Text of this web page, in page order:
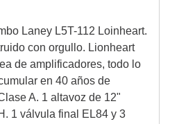
Laney L5T-112 Loinheart.
con orgullo. Lionheart
de amplificadores, todo lo
en 40 años de
A. 1 altavoz de 12"
1 válvula final EL84 y 3